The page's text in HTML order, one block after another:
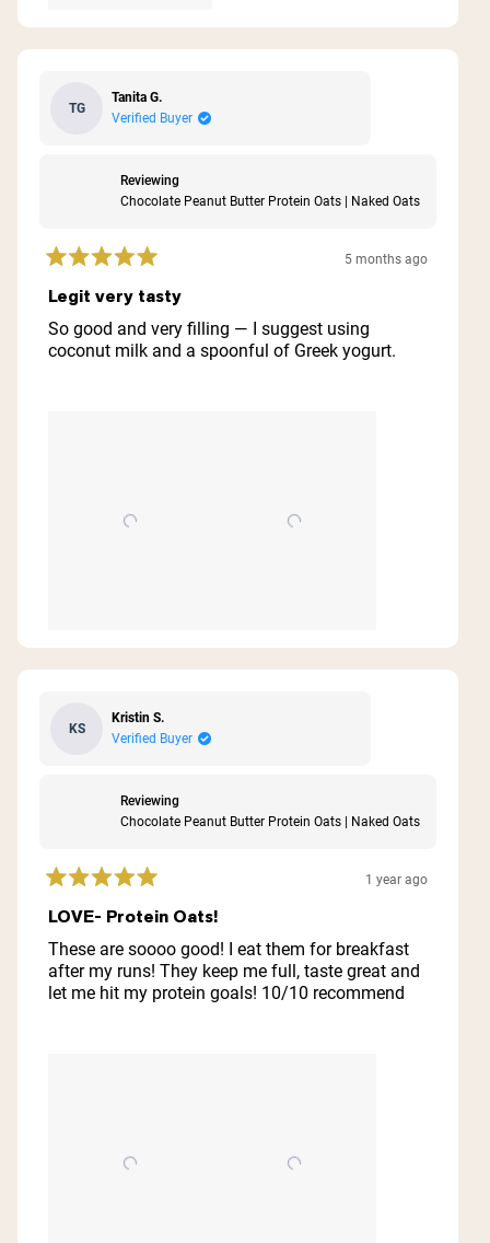
TG
Tanita G.
Verified Buyer
Reviewing
Chocolate Peanut Butter Protein Oats | Naked Oats
Rated
5
out
of
5
stars
5 months ago
Legit very tasty
So good and very filling — I suggest using
coconut milk and a spoonful of Greek yogurt.
KS
Kristin S.
Verified Buyer
Reviewing
Chocolate Peanut Butter Protein Oats | Naked Oats
Rated
5
out
of
5
stars
1 year ago
LOVE- Protein Oats!
These are soooo good! I eat them for breakfast
after my runs! They keep me full, taste great and
let me hit my protein goals! 10/10 recommend